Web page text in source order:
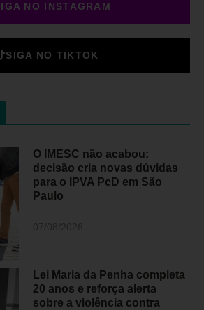
NO INSTAGRAM
SIGA NO TIKTOK
O IMESC não acabou:
decisão cria novas dúvidas
para o IPVA PcD em São
Paulo
Lei Maria da Penha completa
20 anos e reforça alerta
sobre a violência contra